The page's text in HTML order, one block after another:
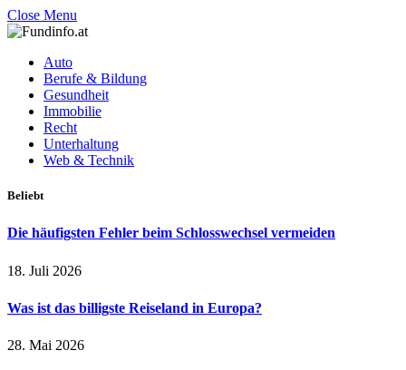
Close Menu
Auto
Berufe & Bildung
Gesundheit
Immobilie
Recht
Unterhaltung
Web & Technik
Beliebt
Die häufigsten Fehler beim Schlosswechsel vermeiden
18. Juli 2026
Was ist das billigste Reiseland in Europa?
28. Mai 2026